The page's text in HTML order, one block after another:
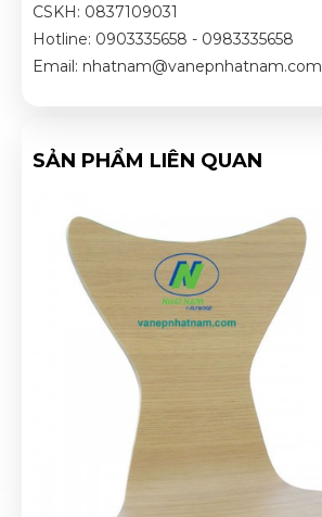
CSKH: 0837109031
Hotline: 0903335658 - 0983335658
Email: nhatnam@vanepnhatnam.com
SẢN PHẨM LIÊN QUAN